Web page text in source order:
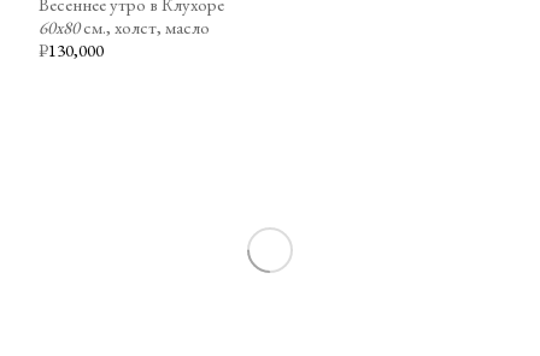
₽130,000
Весеннее утро в Клухоре
60х80см., холст, масло